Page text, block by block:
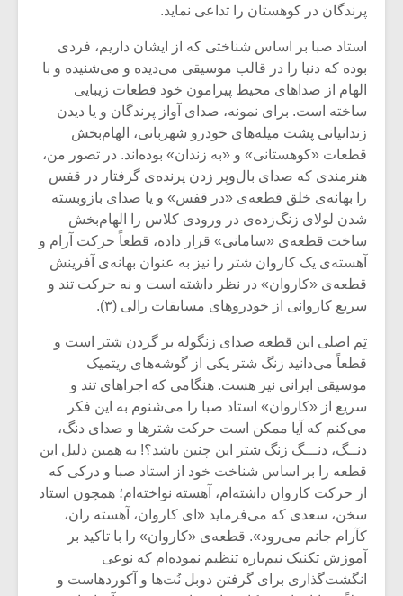
پرند‌گان در کوهستان را تداعی نماید.
استاد صبا بر اساس شناختی که از ایشان داریم، فردی
بوده که دنیا را در قالب موسیقی می‌دیده و می‌شنیده و با
الهام از صداهای محیط پیرامون خود قطعات زیبایی
ساخته است. برای نمونه، صدای آواز پرندگان و یا دیدن
زندانیانی پشت میله‌های خودرو شهربانی، الهام‌بخش
قطعات «کوهستانی» و «به زندان» بوده‌اند. در تصور من،
هنرمندی که صدای بال‌و‌پر زدن پرنده‌ی گرفتار در قفس
را بهانه‌ی خلق قطعه‌ی «در قفس» و یا صدای باز‌و‌بسته
شدن لولای زنگ‌زده‌ی در ورودی کلاس را الهام‌بخش
ساخت قطعه‌ی «سامانی» قرار داده، قطعاً حرکت آرام و
آهسته‌ی یک کاروان شتر را نیز به عنوان بهانه‌ی آفرینش
قطعه‌ی «کاروان» در نظر داشته است و نه حرکت تند و
سریع کاروانی از خودروهای مسابقات رالی (۳).
تِم اصلی این قطعه صدای زنگوله‌ بر گردن شتر است و
قطعاً می‌دانید زنگ شتر یکی از گوشه‌های ریتمیک
موسیقی ایرانی‌ نیز هست. هنگامی که اجراهای تند و
سریع از «کاروان» استاد صبا را می‌شنوم به این فکر
می‌کنم که آیا ممکن است حرکت شترها و صدای دنگ،
دنــگ، دنـــگ زنگ شتر این چنین باشد؟! به همین دلیل این
قطعه را بر اساس شناخت خود از استاد صبا و درکی که
از حرکت کاروان داشته‌ام، آهسته نواخته‌ام؛ همچون استاد
سخن، سعدی که می‌فرماید «ای کاروان، آهسته ران،
کآرام جانم می‌رود». قطعه‌ی «کاروان» را با تاکید بر
آموزش تکنیک نیم‌‌باره تنظیم نموده‌ام که نوعی
انگشت‌گذاری برای گرفتن دوبل نُت‌ها و آکوردهاست و